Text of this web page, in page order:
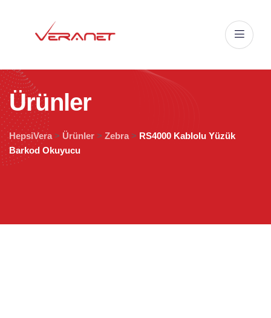
Ürünler
HepsiVera > Ürünler > Zebra > RS4000 Kablolu Yüzük
Barkod Okuyucu